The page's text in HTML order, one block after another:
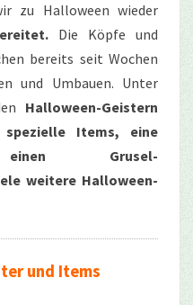
zu Halloween wieder
Die Köpfe und
bereits seit Wochen
und Umbauen. Unter
Halloween-Geistern
Items, eine
einen Grusel-
weitere Halloween-
und Items